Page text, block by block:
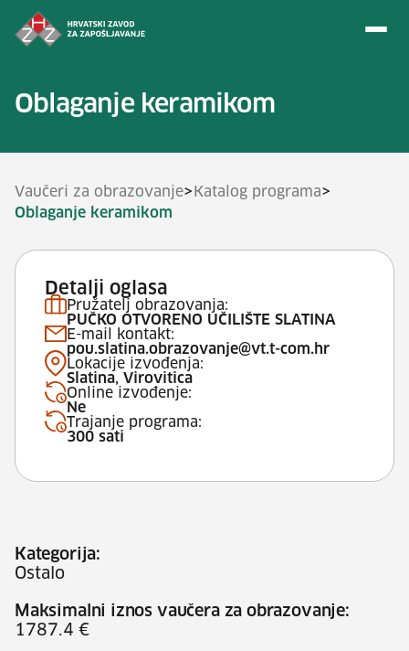
Oblaganje keramikom
Vaučeri za obrazovanje> Katalog programa>
Oblaganje keramikom
Detalji oglasa
Pružatelj obrazovanja:
PUČKO OTVORENO UČILIŠTE SLATINA
E-mail kontakt:
pou.slatina.obrazovanje@vt.t-com.hr
Lokacije izvođenja:
Slatina, Virovitica
Online izvođenje:
Ne
Trajanje programa:
300 sati
Kategorija:
Ostalo
Maksimalni iznos vaučera za obrazovanje:
1787.4 €